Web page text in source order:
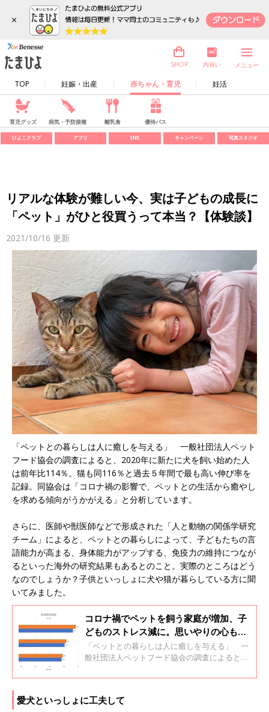
×
TOP 妊娠・出産 赤ちゃん・育児 妊活
SHOP 内祝い メニュー
育児グッズ 病気・予防接種 離乳食 優待パス
ひよこクラブ アプリ SNS キャンペーン 写真スタジオ
リアルな体験が難しい今、実は子どもの成長に
「ペット」がひと役買うって本当？【体験談】
2021/10/16 更新
「ペットとの暮らしは人に癒しを与える」 一般社団法人ペット
フード協会の調査によると、2020年に新たに犬を飼い始めた人
は前年比114％。猫も同116％と過去５年間で最も高い伸び率を
記録。同協会は「コロナ禍の影響で、ペットとの生活から癒やし
を求める傾向がうかがえる」と分析しています。
さらに、医師や獣医師などで形成された「人と動物の関係学研究
チーム」によると、ペットとの暮らしによって、子どもたちの言
語能力が高まる、身体能力がアップする、免疫力の維持につなが
るといった海外の研究結果もあるとのこと。実際のところはどう
なのでしょうか？子供といっしょに犬や猫が暮らしている方に聞
いてみました。
コロナ禍でペットを飼う家庭が増加、子
どものストレス減に。思いやりの心も
【専門家】
「ペットとの暮らしは人に癒しを与える」 一
般社団法人ペットフード協会の調査によると、
114％。猫も同116％と過去５年間で最も高い伸
響で、ペットとの生活から癒やしを求める傾向
愛犬といっしょに工夫して